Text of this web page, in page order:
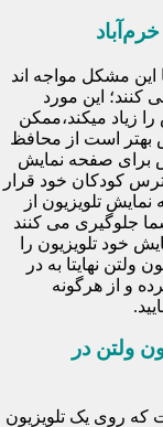
این مشکل مواجه اند
این مورد
زیاد میکند،ممکن
بهتر است از محافظ
برای صفحه نمایش
کودکان خود قرار
تلویزیون از
جلوگیری می کنند
خود تلویزیون را
نهایتا به در
و از هرگونه
ولتن در
روی یک تلویزیون